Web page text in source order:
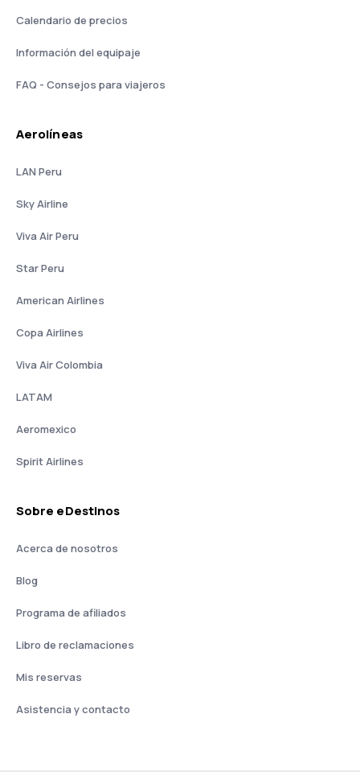
Calendario de precios
Información del equipaje
FAQ - Consejos para viajeros
Aerolíneas
LAN Peru
Sky Airline
Viva Air Peru
Star Peru
American Airlines
Copa Airlines
Viva Air Colombia
LATAM
Aeromexico
Spirit Airlines
Sobre eDestinos
Acerca de nosotros
Blog
Programa de afiliados
Libro de reclamaciones
Mis reservas
Asistencia y contacto